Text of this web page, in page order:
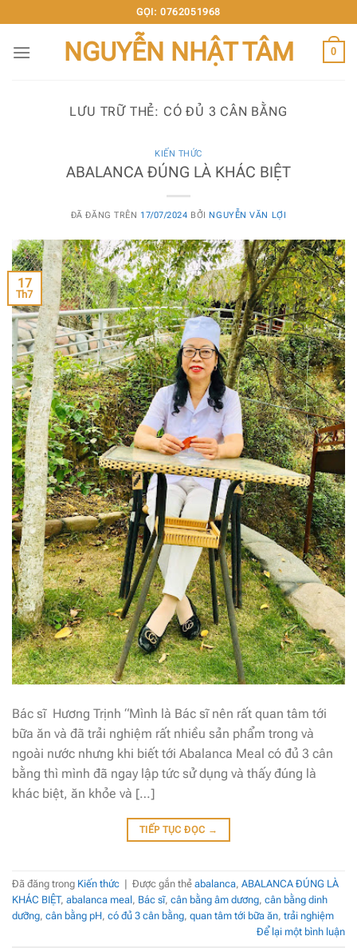
đến
nội
GỌI: 0762051968
NGUYỄN NHẬT TÂM 0
LƯU TRỮ THẺ: CÓ ĐỦ 3 CÂN BẰNG
KIẾN THỨC
ABALANCA ĐÚNG LÀ KHÁC BIỆT
ĐÃ ĐĂNG TRÊN 17/07/2024 BỞI NGUYỄN VĂN LỢI
17
Th7
Bác sĩ Hương Trịnh “Mình là Bác sĩ nên rất quan tâm tới
bữa ăn và đã trải nghiệm rất nhiều sản phẩm trong và
ngoài nước nhưng khi biết tới Abalanca Meal có đủ 3 cân
bằng thì mình đã ngay lập tức sử dụng và thấy đúng là
khác biệt, ăn khỏe và […]
TIẾP TỤC ĐỌC →
Đã đăng trong Kiến thức Được gắn thẻ abalanca, ABALANCA ĐÚNG LÀ
KHÁC BIỆT, abalanca meal, Bác sĩ, cân bằng âm dương, cân bằng dinh
dưỡng, cân bằng pH, có đủ 3 cân bằng, quan tâm tới bữa ăn, trải nghiệm
Để lại một bình luận